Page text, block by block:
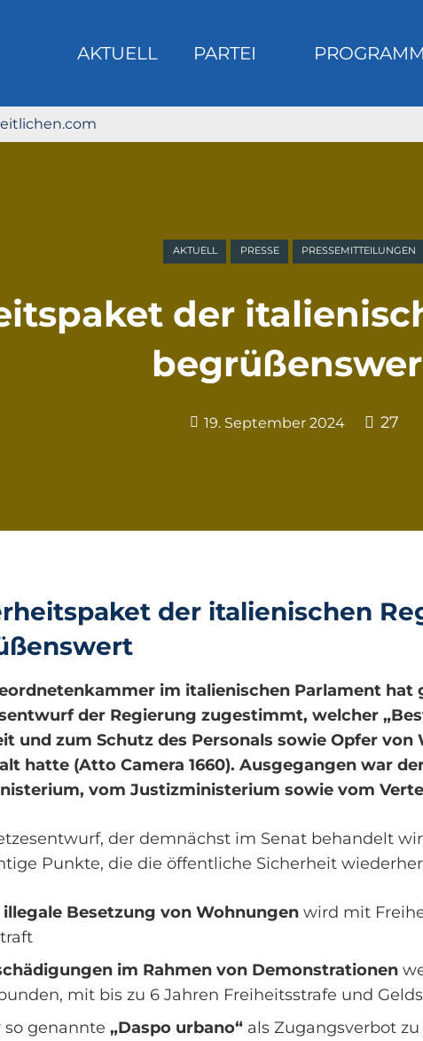
AKTUELL PARTEI PROGRAMM
AKTUELL PRESSE PRESSEMITTEILUNGEN
der
19. September 2024 27
der italienischen
im italienischen Parlament hat
der Regierung zugestimmt, welcher
und zum Schutz des Personals sowie Opfer von
hatte (Atto Camera 1660). Ausgegangen war
vom Justizministerium sowie vom
der demnächst im Senat behandelt
Punkte, die die öffentliche Sicherheit
illegale Besetzung von Wohnungenwird mit
im Rahmen von Demonstrationen
mit bis zu 6 Jahren Freiheitsstrafe und
so genannte „Daspo urbano“als Zugangsverbot